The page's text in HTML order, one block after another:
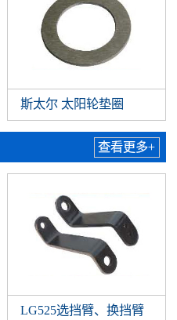
斯太尔 太阳轮垫圈
查看更多+
LG525选挡臂、换挡臂